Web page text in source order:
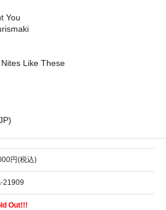
You
Like These
円(税込)
21909
Out!!!